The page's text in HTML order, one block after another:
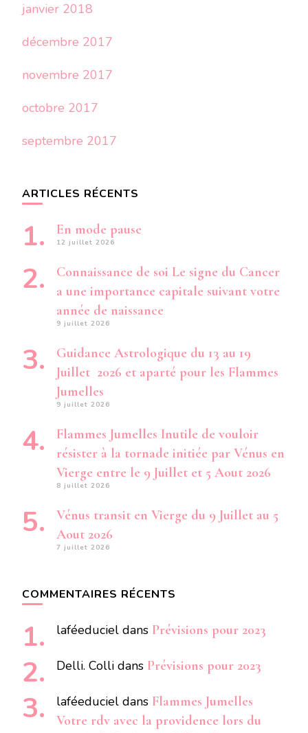
janvier 2018
décembre 2017
novembre 2017
octobre 2017
septembre 2017
ARTICLES RÉCENTS
En mode pause
12 juillet 2026
Connaissance de soi Le signe du Cancer
a une importance capitale suivant votre
année de naissance
9 juillet 2026
Guidance Astrologique du 13 au 19
Juillet 2026 et aparté pour les Flammes
Jumelles
9 juillet 2026
Flammes Jumelles Inutile de vouloir
résister à la tornade initiée par Vénus en
Vierge entre le 9 Juillet et 5 Aout 2026
8 juillet 2026
Vénus transit en Vierge du 9 Juillet au 5
Aout 2026
7 juillet 2026
COMMENTAIRES RÉCENTS
laféeduciel dans Prévisions pour 2023
Delli. Colli dans Prévisions pour 2023
laféeduciel dans Flammes Jumelles
Votre rdv avec la providence lors du